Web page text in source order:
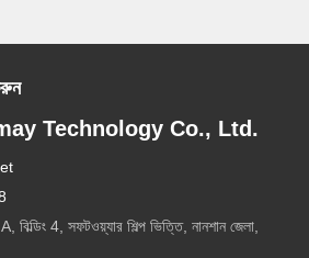
Technology Co., Ltd.
4, সফটওয়্যার শিল্প ভিত্তি, নানশান জেলা,